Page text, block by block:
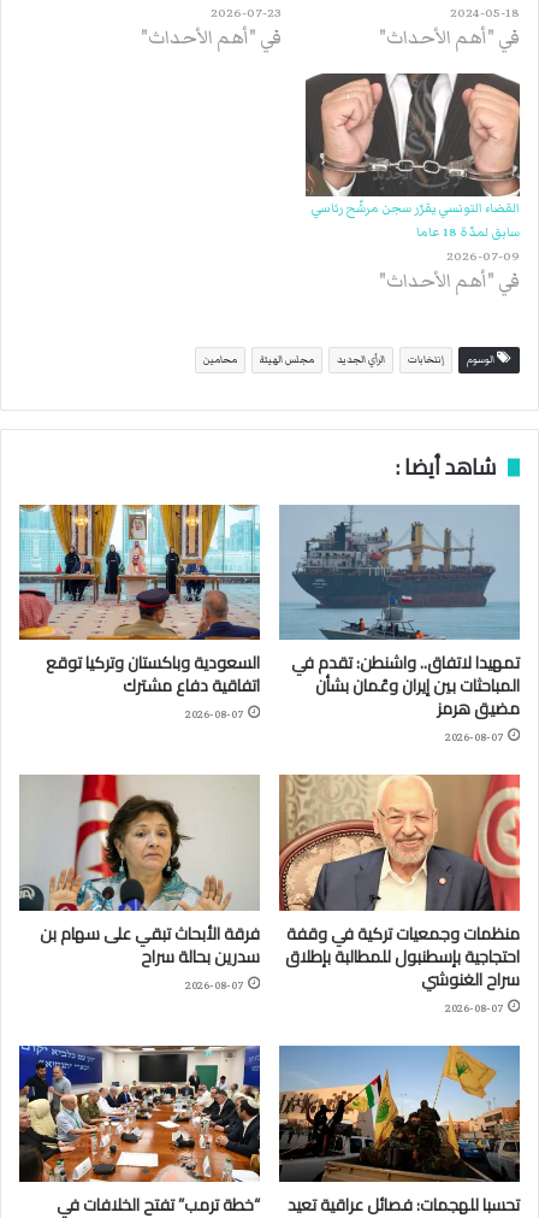
2024-05-18
في "أهم الأحداث"
2026-07-23
في "أهم الأحداث"
القضاء التونسي يقرّر سجن مرشّح رئاسي
سابق لمدّة 18 عاما
2026-07-09
في "أهم الأحداث"
الوسوم إنتخابات الرأي الجديد مجلس الهيئة محامين
شاهد أيضا :
تمهيدا لاتفاق.. واشنطن: تقدم في
المباحثات بين إيران وعُمان بشأن
مضيق هرمز
2026-08-07
السعودية وباكستان وتركيا توقع
اتفاقية دفاع مشترك
2026-08-07
منظمات وجمعيات تركية في وقفة
احتجاجية بإسطنبول للمطالبة بإطلاق
سراح الغنوشي
2026-08-07
فرقة الأبحاث تبقي على سهام بن
سدرين بحالة سراح
2026-08-07
تحسبا للهجمات: فصائل عراقية تعيد “خطة ترمب” تفتح الخلافات في